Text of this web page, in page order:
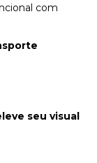
com
seu visual